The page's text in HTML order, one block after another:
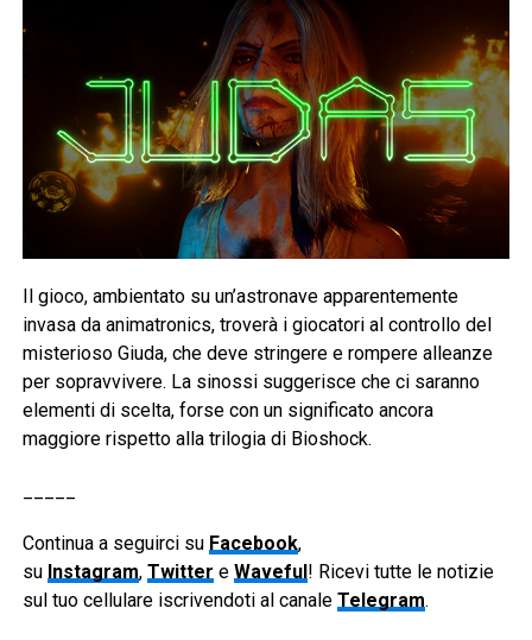
Il gioco, ambientato su un’astronave apparentemente
invasa da animatronics, troverà i giocatori al controllo del
misterioso Giuda, che deve stringere e rompere alleanze
per sopravvivere. La sinossi suggerisce che ci saranno
elementi di scelta, forse con un significato ancora
maggiore rispetto alla trilogia di Bioshock.
Continua a seguirci su Facebook,
su Instagram, Twitter e Waveful! Ricevi tutte le notizie
sul tuo cellulare iscrivendoti al canale Telegram.